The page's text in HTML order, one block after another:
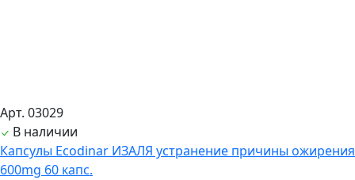
Арт. 03029
В наличии
Капсулы Ecodinar ИЗАЛЯ устранение причины ожирения
600mg 60 капс.